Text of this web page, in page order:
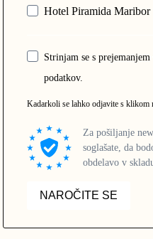
Hotel Piramida Maribor
Strinjam se s
podatkov.
Kadarkoli se lahko odjavite s klikom
Za pošiljanje
soglašate, da
obdelavo v
NAROČITE SE